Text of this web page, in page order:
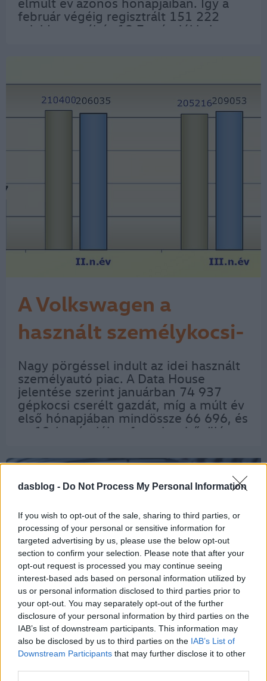
dasblog - Do Not Process My Personal Information
If you wish to opt-out of the sale, sharing to third parties, or
processing of your personal or sensitive information for
targeted advertising by us, please use the below opt-out
section to confirm your selection. Please note that after your
opt-out request is processed you may continue seeing
interest-based ads based on personal information utilized by
us or personal information disclosed to third parties prior to
your opt-out. You may separately opt-out of the further
disclosure of your personal information by third parties on the
IAB’s list of downstream participants. This information may
also be disclosed by us to third parties on the IAB’s List of
Downstream Participants that may further disclose it to other
február végéig regisztrált 151 222
tulajdonosváltás 18,7 százalékkal
A Volkswagen a
használt személykocsi-
piac kedvence
Nagy pörgéssel indult az idei használt
személyautó piac. A Data House
jelentése szerint januárban 74 937
gépkocsi cserélt gazdát, míg a múlt év
első hónapjában mindössze 66 696, és
ez 12,4 százalékos forgalombővülést
toplistáját a Volkswagen, az Opel, a